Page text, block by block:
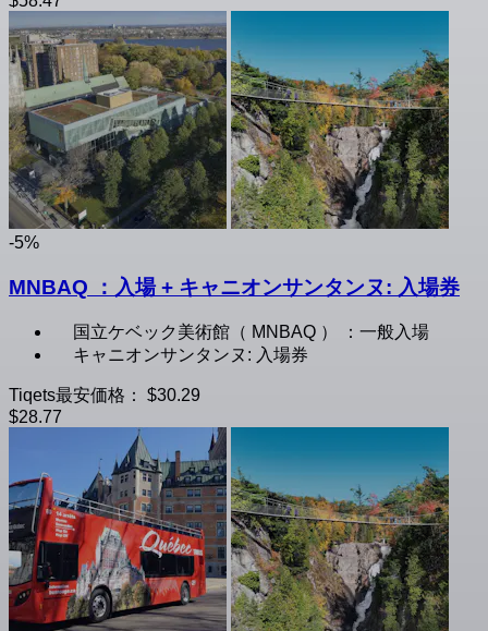
-5%
MNBAQ ：入場 + キャニオンサンタンヌ: 入場券
国立ケベック美術館（ MNBAQ ） ：一般入場
キャニオンサンタンヌ: 入場券
Tiqets最安価格：
$30.29
$28.77